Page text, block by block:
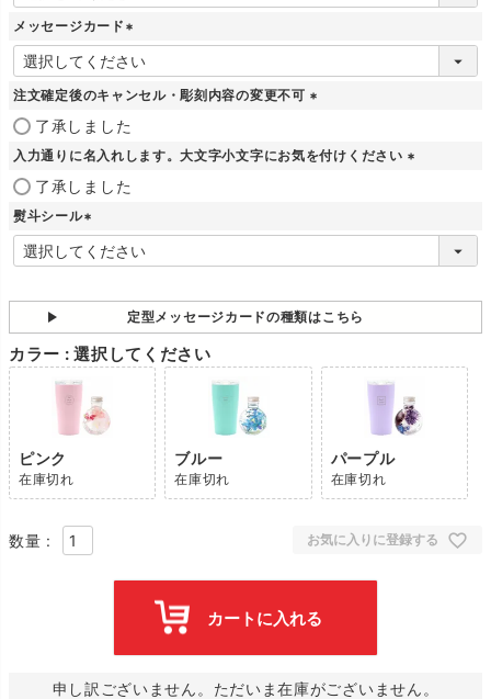
メッセージカード
(
必
須
注文確定後のキャンセル・彫刻内容の変更不可
須
了承しました
入力通りに名入れします。大文字小文字にお気を付けください
)
了承しました
熨斗シール
(
必
)
定型メッセージカードの種類はこちら
カラー 選択してください
ピンク
在庫切れ
ブルー
在庫切れ
パープル
在庫切れ
お気に入りに登録する
カートに入れる
申し訳ございません。ただいま在庫がございません。